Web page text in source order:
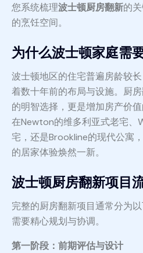
您系统梳理波士顿厨房翻新的
的烹饪空间。
为什么波士顿家庭需
波士顿地区的住宅普遍房龄较
着数十年前的布局与设施。厨
的明智选择，更是增加房产价
在Newton的维多利亚式老宅、
宅，还是Brookline的现代公寓
的居家体验焕然一新。
波士顿厨房翻新项目
完整的厨房翻新项目通常分为
需要精心规划与协调。
第一阶段：前期评估与设计